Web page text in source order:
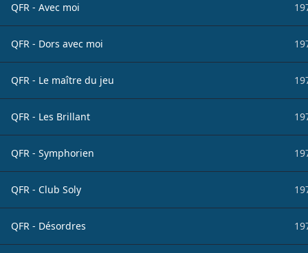
QFR - Avec moi
QFR - Dors avec moi
QFR - Le maître du jeu
QFR - Les Brillant
QFR - Symphorien
QFR - Club Soly
QFR - Désordres